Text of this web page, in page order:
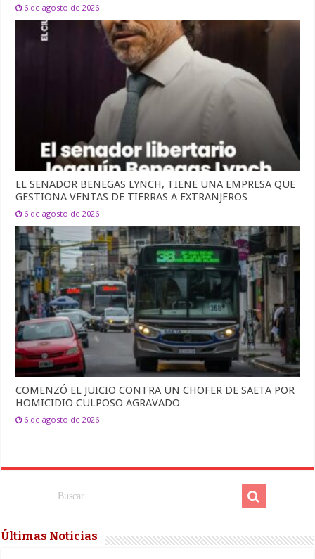
6 de agosto de 2026
EL SENADOR BENEGAS LYNCH, TIENE UNA EMPRESA QUE
GESTIONA VENTAS DE TIERRAS A EXTRANJEROS
6 de agosto de 2026
COMENZÓ EL JUICIO CONTRA UN CHOFER DE SAETA POR
HOMICIDIO CULPOSO AGRAVADO
6 de agosto de 2026
Últimas Noticias